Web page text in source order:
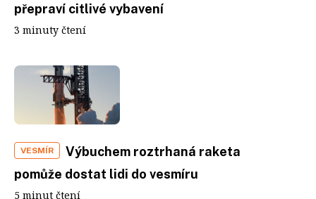
přepraví citlivé vybavení
3 minuty čtení
VESMÍR
Výbuchem roztrhaná raketa
pomůže dostat lidi do vesmíru
5 minut čtení